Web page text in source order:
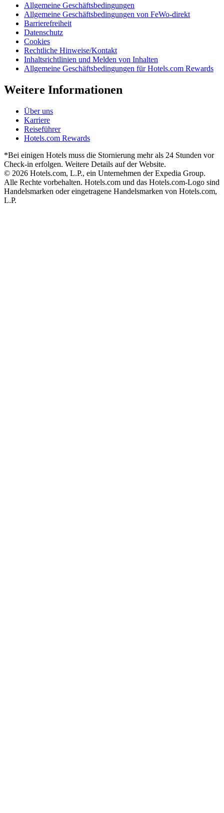
Allgemeine Geschäftsbedingungen
Allgemeine Geschäftsbedingungen von FeWo-direkt
Barrierefreiheit
Datenschutz
Cookies
Rechtliche Hinweise/Kontakt
Inhaltsrichtlinien und Melden von Inhalten
Allgemeine Geschäftsbedingungen für Hotels.com Rewards
Weitere Informationen
Über uns
Karriere
Reiseführer
Hotels.com Rewards
*Bei einigen Hotels muss die Stornierung mehr als 24 Stunden vor
Check-in erfolgen. Weitere Details auf der Website.
© 2026 Hotels.com, L.P., ein Unternehmen der Expedia Group.
Alle Rechte vorbehalten. Hotels.com und das Hotels.com-Logo sind
Handelsmarken oder eingetragene Handelsmarken von Hotels.com,
L.P.